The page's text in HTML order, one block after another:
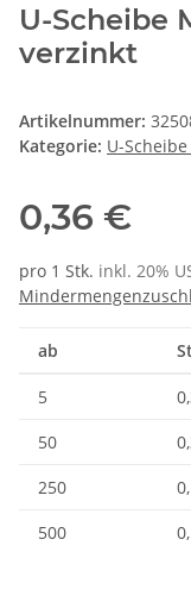
U-Scheibe
verzinkt
Artikelnummer:
Kategorie: U-
0,36 €
pro 1 Stk. inkl. 20%
ab
5
50
250
500